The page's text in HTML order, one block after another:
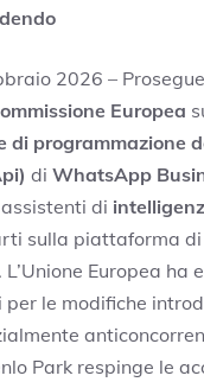
2026 –
Europea
di programmazione
di WhatsApp
assistenti di
sulla piattaforma di
Europea ha
per le modifiche
Park respinge le